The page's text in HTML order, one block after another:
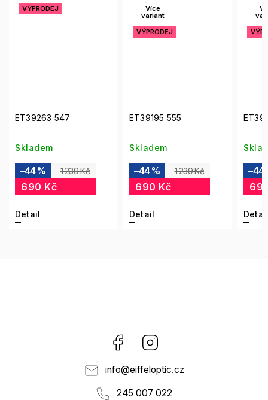
Více
variant
ET39195 555
Skladem
1 239 Kč
–44 %
690 Kč
VÝPRODEJ
ET39195 547
Skladem
1 239 Kč
–44 %
690 Kč
Facebook
info@eiffeloptic.cz
245 007 022